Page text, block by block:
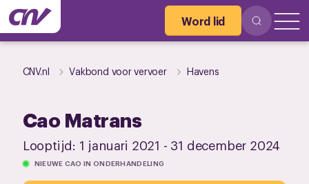
Word lid
CNV.nl Vakbond voor vervoer Havens
Cao Matrans
Looptijd: 1 januari 2021 - 31 december 2024
NIEUWE CAO IN ONDERHANDELING